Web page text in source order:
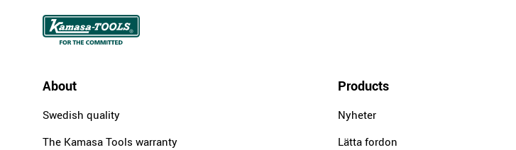
About
Swedish quality
The Kamasa Tools warranty
Products
Nyheter
Lätta fordon